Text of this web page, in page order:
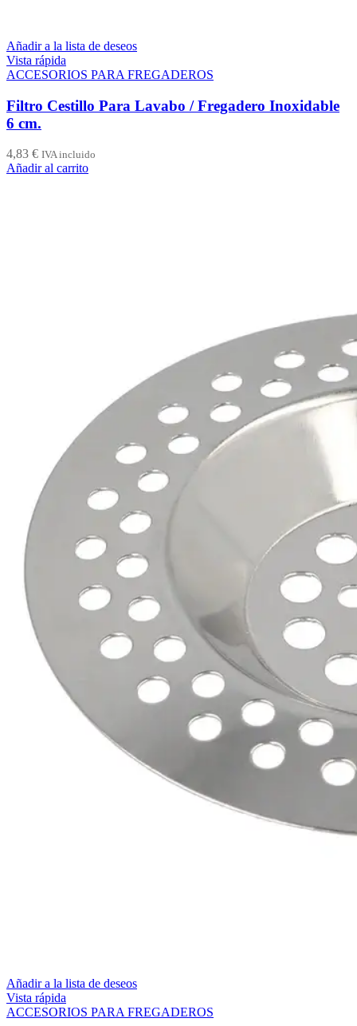
Añadir a la lista de deseos
Vista rápida
ACCESORIOS PARA FREGADEROS
Filtro Cestillo Para Lavabo / Fregadero Inoxidable
6 cm.
4,83 € IVA incluido
Añadir al carrito
Añadir a la lista de deseos
Vista rápida
ACCESORIOS PARA FREGADEROS